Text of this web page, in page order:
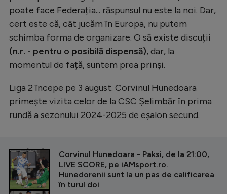
poate face Federația... răspunsul nu este la noi. Dar,
cert este că, cât jucăm în Europa, nu putem
schimba forma de organizare. O să existe discuții
(n.r. - pentru o posibilă dispensă), dar, la
momentul de față, suntem prea prinși.
Liga 2 începe pe 3 august. Corvinul Hunedoara
primește vizita celor de la CSC Șelimbăr în prima
rundă a sezonului 2024-2025 de eșalon secund.
CITEȘTE ȘI
Corvinul Hunedoara - Paksi, de la 21:00,
LIVE SCORE, pe iAMsport.ro.
Hunedorenii sunt la un pas de calificarea
în turul doi